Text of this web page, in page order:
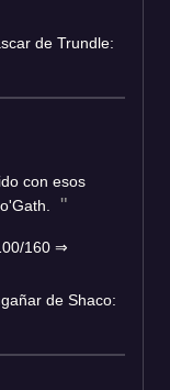
de Trundle:
con esos
160 ⇒
de Shaco: